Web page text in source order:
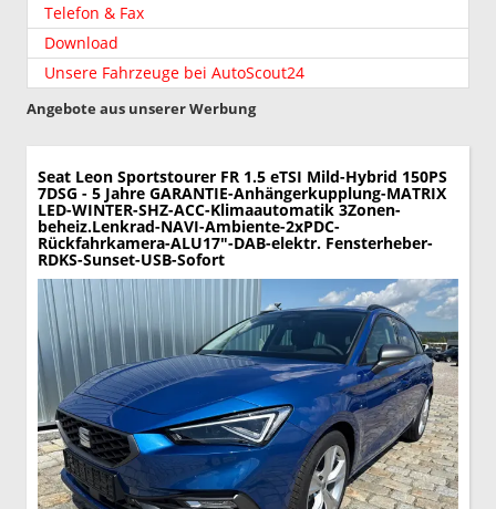
Telefon & Fax
Download
Unsere Fahrzeuge bei AutoScout24
Angebote aus unserer Werbung
Seat Leon Sportstourer FR 1.5 eTSI Mild-Hybrid 150PS
7DSG - 5 Jahre GARANTIE-Anhängerkupplung-MATRIX
LED-WINTER-SHZ-ACC-Klimaautomatik 3Zonen-
beheiz.Lenkrad-NAVI-Ambiente-2xPDC-
Rückfahrkamera-ALU17"-DAB-elektr. Fensterheber-
RDKS-Sunset-USB-Sofort